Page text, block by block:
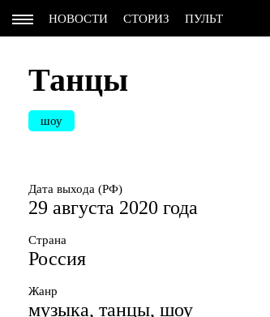
НОВОСТИ СТОРИЗ ПУЛЬТ
Танцы
шоу
Дата выхода (РФ)
29 августа 2020 года
Страна
Россия
Жанр
музыка, танцы, шоу